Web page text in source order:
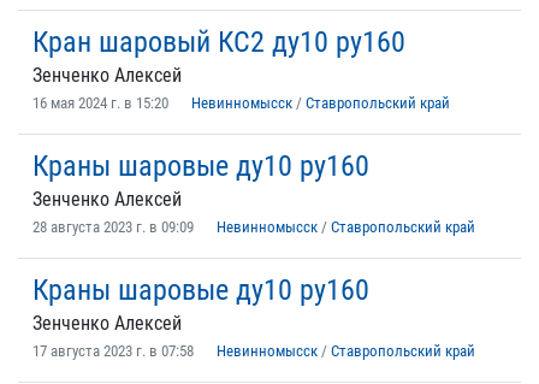
Кран шаровый КС2 ду10 ру160
Зенченко Алексей
16 мая 2024 г. в 15:20 Невинномысск / Ставропольский край
Краны шаровые ду10 ру160
Зенченко Алексей
28 августа 2023 г. в 09:09 Невинномысск / Ставропольский край
Краны шаровые ду10 ру160
Зенченко Алексей
17 августа 2023 г. в 07:58 Невинномысск / Ставропольский край